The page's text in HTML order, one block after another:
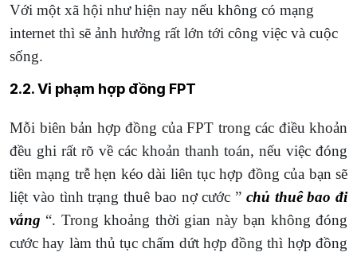
Với một xã hội như hiện nay nếu không có mạng
internet thì sẽ ảnh hưởng rất lớn tới công việc và cuộc
sống.
2.2. Vi phạm hợp đồng FPT
Mỗi biên bản hợp đồng của FPT trong các điều khoản
đều ghi rất rõ về các khoản thanh toán, nếu việc đóng
tiền mạng trễ hẹn kéo dài liên tục hợp đồng của bạn sẽ
liệt vào tình trạng thuê bao nợ cước ” chủ thuê bao đi
vắng “. Trong khoảng thời gian này bạn không đóng
cước hay làm thủ tục chấm dứt hợp đồng thì hợp đồng